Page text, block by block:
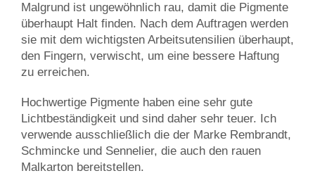
Malgrund ist ungewöhnlich rau, damit die Pigmente
überhaupt Halt finden. Nach dem Auftragen werden
sie mit dem wichtigsten Arbeitsutensilien überhaupt,
den Fingern, verwischt, um eine bessere Haftung
zu erreichen.
Hochwertige Pigmente haben eine sehr gute
Lichtbeständigkeit und sind daher sehr teuer. Ich
verwende ausschließlich die der Marke Rembrandt,
Schmincke und Sennelier, die auch den rauen
Malkarton bereitstellen.